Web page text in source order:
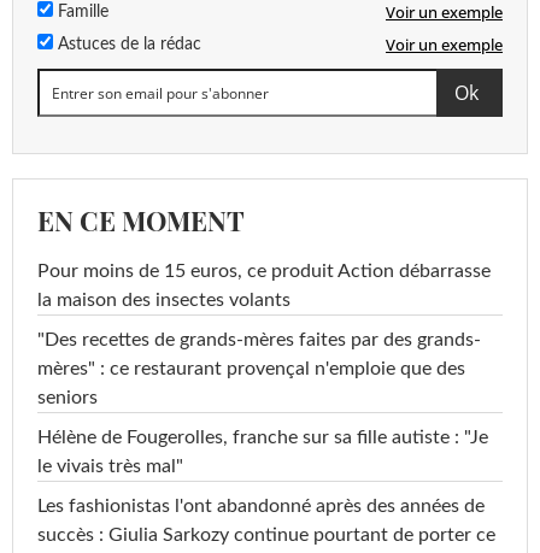
Famille Voir un exemple
Astuces de la rédac Voir un exemple
EN CE MOMENT
Pour moins de 15 euros, ce produit Action débarrasse
la maison des insectes volants
"Des recettes de grands-mères faites par des grands-
mères" : ce restaurant provençal n'emploie que des
seniors
Hélène de Fougerolles, franche sur sa fille autiste : "Je
le vivais très mal"
Les fashionistas l'ont abandonné après des années de
succès : Giulia Sarkozy continue pourtant de porter ce